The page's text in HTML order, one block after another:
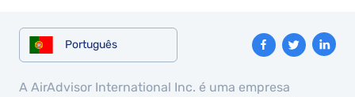
Português
A AirAdvisor International Inc. é uma empresa